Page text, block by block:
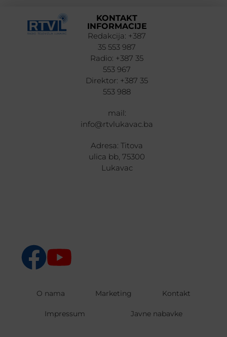
KONTAKT
INFORMACIJE
Redakcija: +387
35 553 987
Radio: +387 35
553 967
Direktor: +387 35
553 988
mail:
info@rtvlukavac.ba
Adresa: Titova
ulica bb, 75300
Lukavac
O nama Marketing Kontakt
Impressum Javne nabavke